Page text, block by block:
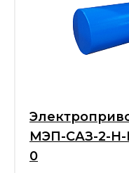
МЭП-САЗ-2-Н-
0